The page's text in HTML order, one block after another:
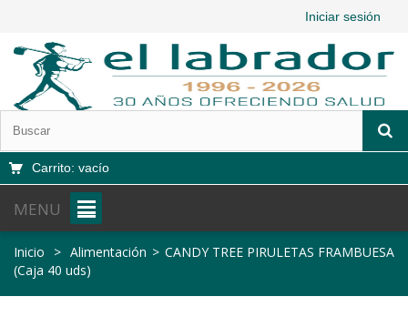
Iniciar sesión
Carrito: vacío
MENU
Inicio > Alimentación > CANDY TREE PIRULETAS FRAMBUESA
(Caja 40 uds)